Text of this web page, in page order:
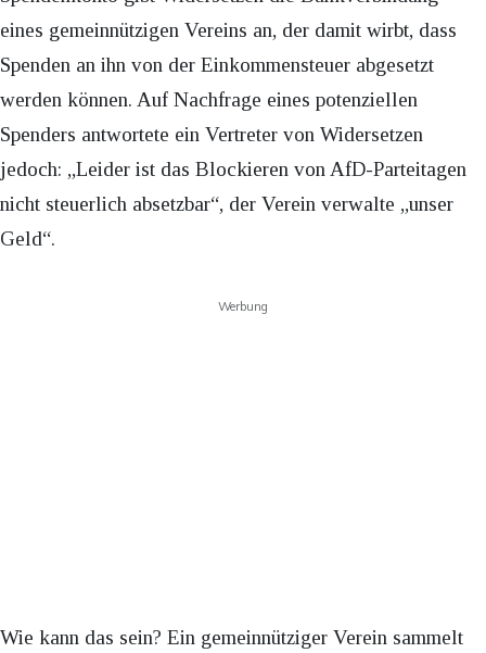
eines gemeinnützigen Vereins an, der damit wirbt, dass
Spenden an ihn von der Einkommensteuer abgesetzt
werden können. Auf Nachfrage eines potenziellen
Spenders antwortete ein Vertreter von Widersetzen
jedoch: „Leider ist das Blockieren von AfD-Parteitagen
nicht steuerlich absetzbar“, der Verein verwalte „unser
Geld“.
Werbung
Wie kann das sein? Ein gemeinnütziger Verein sammelt